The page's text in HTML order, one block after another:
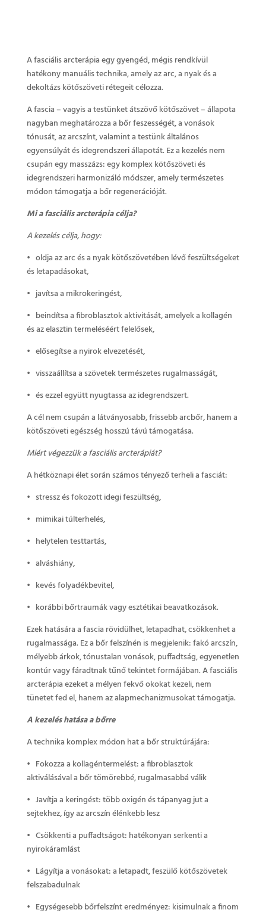
A fasciális arcterápia egy gyengéd, mégis rendkívül
hatékony manuális technika, amely az arc, a nyak és a
dekoltázs kötőszöveti rétegeit célozza.
A fascia – vagyis a testünket átszövő kötőszövet – állapota
nagyban meghatározza a bőr feszességét, a vonások
tónusát, az arcszínt, valamint a testünk általános
egyensúlyát és idegrendszeri állapotát. Ez a kezelés nem
csupán egy masszázs: egy komplex kötőszöveti és
idegrendszeri harmonizáló módszer, amely természetes
módon támogatja a bőr regenerációját.
Mi a fasciális arcterápia célja?
A kezelés célja, hogy:
• oldja az arc és a nyak kötőszövetében lévő feszültségeket
és letapadásokat,
• javítsa a mikrokeringést,
• beindítsa a fibroblasztok aktivitását, amelyek a kollagén
és az elasztin termeléséért felelősek,
• elősegítse a nyirok elvezetését,
• visszaállítsa a szövetek természetes rugalmasságát,
• és ezzel együtt nyugtassa az idegrendszert.
A cél nem csupán a látványosabb, frissebb arcbőr, hanem a
kötőszöveti egészség hosszú távú támogatása.
Miért végezzük a fasciális arcterápiát?
A hétköznapi élet során számos tényező terheli a fasciát:
• stressz és fokozott idegi feszültség,
• mimikai túlterhelés,
• helytelen testtartás,
• alváshiány,
• kevés folyadékbevitel,
• korábbi bőrtraumák vagy esztétikai beavatkozások.
Ezek hatására a fascia rövidülhet, letapadhat, csökkenhet a
rugalmassága. Ez a bőr felszínén is megjelenik: fakó arcszín,
mélyebb árkok, tónustalan vonások, puffadtság, egyenetlen
kontúr vagy fáradtnak tűnő tekintet formájában. A fasciális
arcterápia ezeket a mélyen fekvő okokat kezeli, nem
tünetet fed el, hanem az alapmechanizmusokat támogatja.
A kezelés hatása a bőrre
A technika komplex módon hat a bőr struktúrájára:
• Fokozza a kollagéntermelést: a fibroblasztok
aktiválásával a bőr tömörebbé, rugalmasabbá válik
• Javítja a keringést: több oxigén és tápanyag jut a
sejtekhez, így az arcszín élénkebb lesz
• Csökkenti a puffadtságot: hatékonyan serkenti a
nyirokáramlást
• Lágyítja a vonásokat: a letapadt, feszülő kötőszövetek
felszabadulnak
• Egységesebb bőrfelszínt eredményez: kisimulnak a finom